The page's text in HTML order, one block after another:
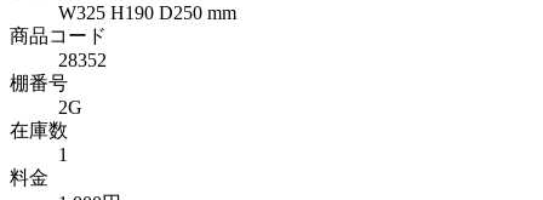
W325 H190 D250 mm
商品コード
28352
棚番号
2G
在庫数
1
料金